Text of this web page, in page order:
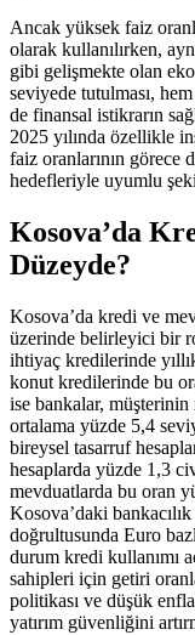
Ancak yüksek faiz
olarak kullanılırken,
gibi gelişmekte olan
seviyede tutulması,
de finansal istikrarın
2025 yılında özellikle
faiz oranlarının görece
hedefleriyle uyumlu
Kosova’da
Düzeyde?
Kosova’da kredi ve
üzerinde belirleyici bir
ihtiyaç kredilerinde
konut kredilerinde bu
ise bankalar,
ortalama yüzde 5,4
bireysel tasarruf
hesaplarda yüzde 1,3
mevduatlarda bu oran
Kosova’daki
doğrultusunda Euro
durum kredi kullanımı
sahipleri için getiri
politikası ve düşük
yatırım güvenliğini